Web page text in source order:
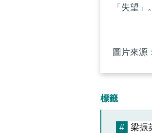
「失望」。
圖片來源
標籤
# 梁振